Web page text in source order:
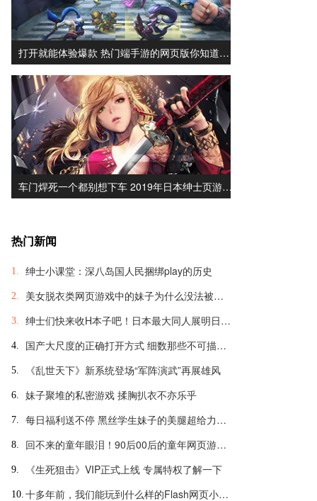
打开就能体验爆款 热门端手游的网页版你知道…
车门焊死一个都别想下车 2019年日本绅士页游…
热门新闻
1. 绅士小课堂：深八岛国人民捆绑play的历史
2. 美女脱衣类网页游戏中的妹子为什么没法被脱光？
3. 绅士们快来收H本子吧！日本最大同人展明日开幕
4. 国产大尺度的正确打开方式 细数那些不可描述的羞羞页游
5. 《乱世天下》新系统登场“军阵演武”再展雄风
6. 妹子聚堆的私密游戏 揉胸扒衣不亦乐乎
7. 每日福利送不停 黑丝学生妹子的美腿超给力诱惑
8. 回不来的童年眼泪！90后00后的童年网页游戏大盘点
9. 《生死狙击》VIP正式上线 专属特权了解一下
10. 十多年前，我们能玩到什么样的Flash网页小游戏？